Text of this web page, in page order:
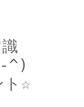
^)ゞ
ト☆